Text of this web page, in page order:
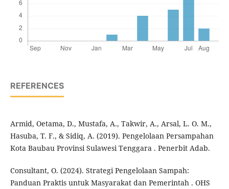
REFERENCES
Armid, Oetama, D., Mustafa, A., Takwir, A., Arsal, L. O. M.,
Hasuba, T. F., & Sidiq, A. (2019). Pengelolaan Persampahan
Kota Baubau Provinsi Sulawesi Tenggara . Penerbit Adab.
Consultant, O. (2024). Strategi Pengelolaan Sampah:
Panduan Praktis untuk Masyarakat dan Pemerintah . OHS